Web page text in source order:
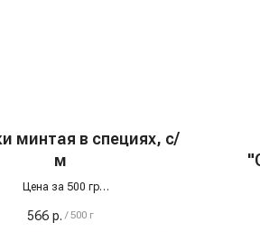
минтая в специях, с/
м
Цена за 500 гр
премиальное филе минтая,
566 р. / 500 г